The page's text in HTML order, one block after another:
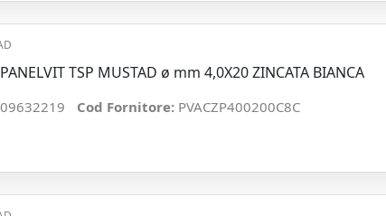
TSP MUSTAD ø mm 4,0X20 ZINCATA BIANCA
09632219 Cod Fornitore: PVACZP400200C8C